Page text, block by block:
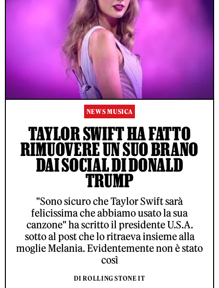
NEWS MUSICA
TAYLOR SWIFT HA FATTO
RIMUOVERE UN SUO BRANO
DAI SOCIAL DI DONALD
TRUMP
"Sono sicuro che Taylor Swift sarà
felicissima che abbiamo usato la sua
canzone" ha scritto il presidente U.S.A.
sotto al post che lo ritraeva insieme alla
moglie Melania. Evidentemente non è stato
così
DI ROLLING STONE IT